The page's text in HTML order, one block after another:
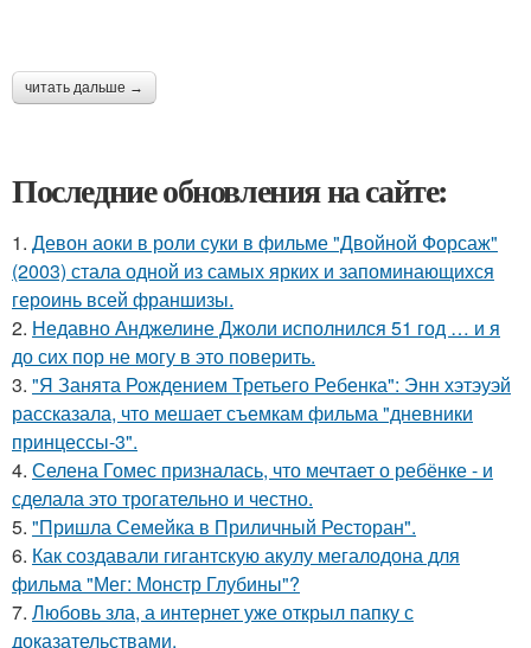
читать дальше →
Последние обновления на сайте:
1. Девон аоки в роли суки в фильме "Двойной Форсаж"
(2003) стала одной из самых ярких и запоминающихся
героинь всей франшизы.
2. Недавно Анджелине Джоли исполнился 51 год … и я
до сих пор не могу в это поверить.
3. "Я Занята Рождением Третьего Ребенка": Энн хэтэуэй
рассказала, что мешает съемкам фильма "дневники
принцессы-3".
4. Селена Гомес призналась, что мечтает о ребёнке - и
сделала это трогательно и честно.
5. "Пришла Семейка в Приличный Ресторан".
6. Как создавали гигантскую акулу мегалодона для
фильма "Мег: Монстр Глубины"?
7. Любовь зла, а интернет уже открыл папку с
доказательствами.